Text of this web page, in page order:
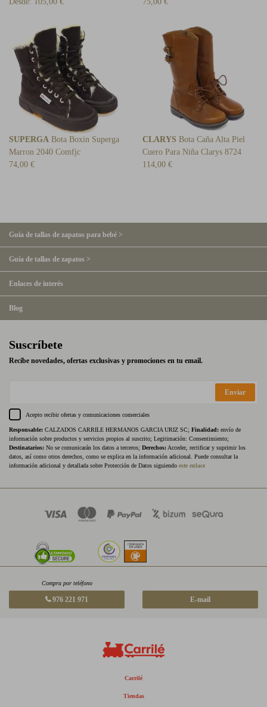
SUPERGA Bota Boxin Superga
Marron 2040 Comfjc
74,00 €
CLARYS Bota Caña Alta Piel
Cuero Para Niña Clarys 8724
114,00 €
Guía de tallas de zapatos para bebé >
Guía de tallas de zapatos >
Enlaces de interés
Blog
Suscríbete
Recibe novedades, ofertas exclusivas y promociones en tu email.
Enviar
Acepto recibir ofertas y comunicaciones comerciales
Responsable: CALZADOS CARRILE HERMANOS GARCIA URIZ SC; Finalidad: envío de
información sobre productos y servicios propios al suscrito; Legitimación: Consentimiento;
Destinatarios: No se comunicarán los datos a terceros; Derechos: Acceder, rectificar y suprimir los
datos, así como otros derechos, como se explica en la información adicional. Puede consultar la
información adicional y detallada sobre Protección de Datos siguiendo este enlace
Compra por teléfono
976 221 971 E-mail
Carrilé
Tiendas